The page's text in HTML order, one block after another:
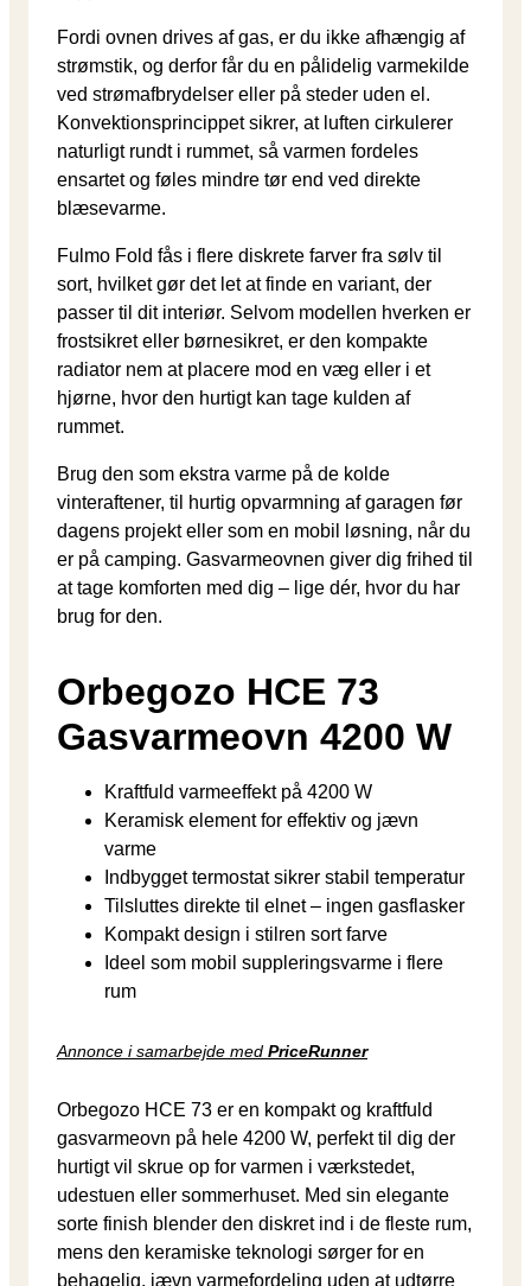
Fordi ovnen drives af gas, er du ikke afhængig af
strømstik, og derfor får du en pålidelig varmekilde
ved strømafbrydelser eller på steder uden el.
Konvektionsprincippet sikrer, at luften cirkulerer
naturligt rundt i rummet, så varmen fordeles
ensartet og føles mindre tør end ved direkte
blæsevarme.
Fulmo Fold fås i flere diskrete farver fra sølv til
sort, hvilket gør det let at finde en variant, der
passer til dit interiør. Selvom modellen hverken er
frostsikret eller børnesikret, er den kompakte
radiator nem at placere mod en væg eller i et
hjørne, hvor den hurtigt kan tage kulden af
rummet.
Brug den som ekstra varme på de kolde
vinteraftener, til hurtig opvarmning af garagen før
dagens projekt eller som en mobil løsning, når du
er på camping. Gasvarmeovnen giver dig frihed til
at tage komforten med dig – lige dér, hvor du har
brug for den.
Orbegozo HCE 73
Gasvarmeovn 4200 W
Kraftfuld varmeeffekt på 4200 W
Keramisk element for effektiv og jævn
varme
Indbygget termostat sikrer stabil temperatur
Tilsluttes direkte til elnet – ingen gasflasker
Kompakt design i stilren sort farve
Ideel som mobil suppleringsvarme i flere
rum
Annonce i samarbejde med PriceRunner
Orbegozo HCE 73 er en kompakt og kraftfuld
gasvarmeovn på hele 4200 W, perfekt til dig der
hurtigt vil skrue op for varmen i værkstedet,
udestuen eller sommerhuset. Med sin elegante
sorte finish blender den diskret ind i de fleste rum,
mens den keramiske teknologi sørger for en
behagelig, jævn varmefordeling uden at udtørre